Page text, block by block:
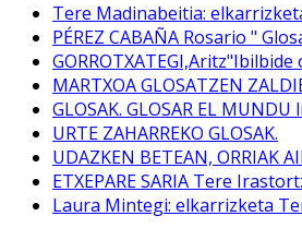
Tere Madinabeitia:
PÉREZ CABAÑA Rosario "
MARTXOA GLOSATZEN
GLOSAK. GLOSAR EL
URTE ZAHARREKO GLOSAK.
UDAZKEN BETEAN, ORRIAK
ETXEPARE SARIA Tere
Laura Mintegi: elkarrizketa